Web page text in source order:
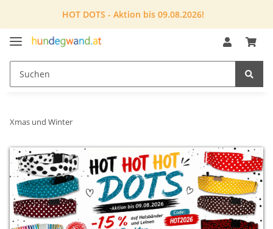
HOT DOTS - Aktion bis 09.08.2026!
Xmas und Winter